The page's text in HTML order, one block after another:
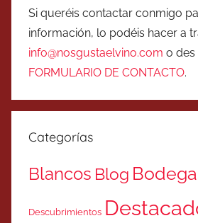
Si queréis contactar conmigo
información, lo podéis hacer a
info@nosgustaelvino.com o des
FORMULARIO DE CONTACTO.
Categorías
Blancos Blog
Descubrimientos